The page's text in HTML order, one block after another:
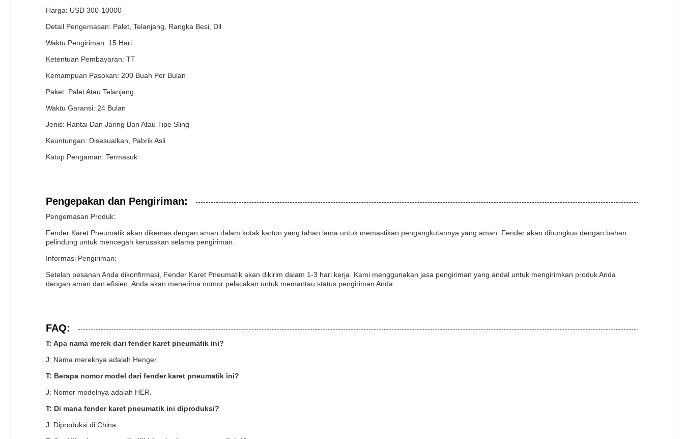
Harga: USD 300-10000
Detail Pengemasan: Palet, Telanjang, Rangka Besi, Dll
Waktu Pengiriman: 15 Hari
Ketentuan Pembayaran: TT
Kemampuan Pasokan: 200 Buah Per Bulan
Paket: Palet Atau Telanjang
Waktu Garansi: 24 Bulan
Jenis: Rantai Dan Jaring Ban Atau Tipe Sling
Keuntungan: Disesuaikan, Pabrik Asli
Katup Pengaman: Termasuk
Pengepakan dan Pengiriman:
Pengemasan Produk:
Fender Karet Pneumatik akan dikemas dengan aman dalam kotak karton yang tahan lama untuk memastikan pengangkutannya yang aman. Fender akan dibungkus dengan bahan
pelindung untuk mencegah kerusakan selama pengiriman.
Informasi Pengiriman:
Setelah pesanan Anda dikonfirmasi, Fender Karet Pneumatik akan dikirim dalam 1-3 hari kerja. Kami menggunakan jasa pengiriman yang andal untuk mengirimkan produk Anda
dengan aman dan efisien. Anda akan menerima nomor pelacakan untuk memantau status pengiriman Anda.
FAQ:
T: Apa nama merek dari fender karet pneumatik ini?
J: Nama mereknya adalah Henger.
T: Berapa nomor model dari fender karet pneumatik ini?
J: Nomor modelnya adalah HER.
T: Di mana fender karet pneumatik ini diproduksi?
J: Diproduksi di China.